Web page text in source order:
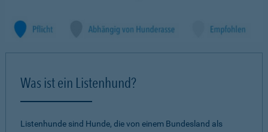
Was ist ein Listenhund?
Listenhunde sind Hunde, die von einem Bundesland als